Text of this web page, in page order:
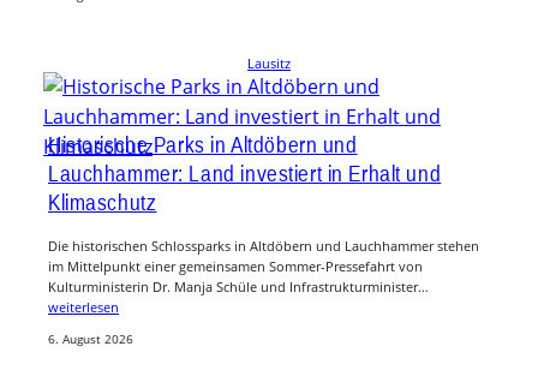
Lausitz
Historische Parks in Altdöbern und
Lauchhammer: Land investiert in Erhalt und
Klimaschutz
Die historischen Schlossparks in Altdöbern und Lauchhammer stehen
im Mittelpunkt einer gemeinsamen Sommer-Pressefahrt von
Kulturministerin Dr. Manja Schüle und Infrastrukturminister…
weiterlesen
6. August 2026